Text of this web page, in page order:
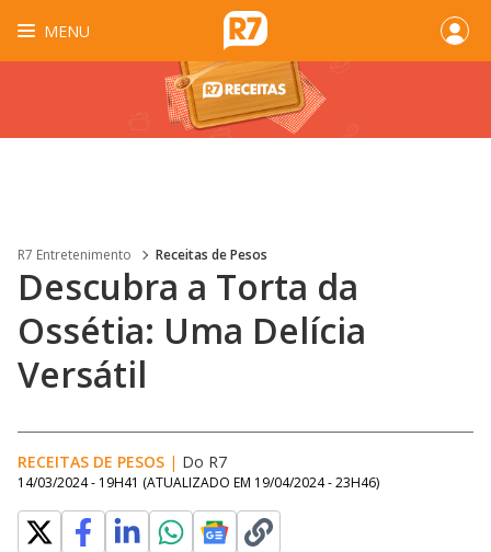
MENU
R7 Entretenimento Receitas de Pesos
Descubra a Torta da
Ossétia: Uma Delícia
Versátil
RECEITAS DE PESOS | Do R7
14/03/2024 - 19H41 (ATUALIZADO EM 19/04/2024 - 23H46)